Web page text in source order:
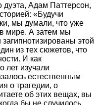
дуэта, Адам Паттерсон,
«Будучи
мы думали, что уже
мире. А затем мы
этой
из тех сюжетов, что
И как
лет изучали
естественным
о трагедии, о
об этих вещах, вы
бы не случилось.